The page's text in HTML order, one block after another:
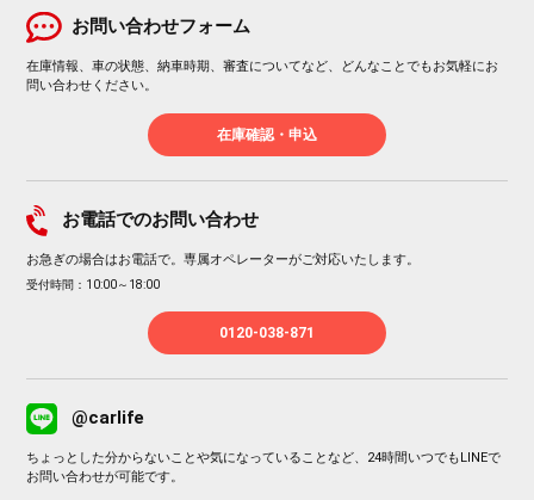
お問い合わせフォーム
在庫情報、車の状態、納車時期、審査についてなど、どんなことでもお気軽にお
問い合わせください。
在庫確認・申込
お電話でのお問い合わせ
お急ぎの場合はお電話で。専属オペレーターがご対応いたします。
受付時間：10:00～18:00
0120-038-871
@carlife
ちょっとした分からないことや気になっていることなど、24時間いつでもLINEで
お問い合わせが可能です。